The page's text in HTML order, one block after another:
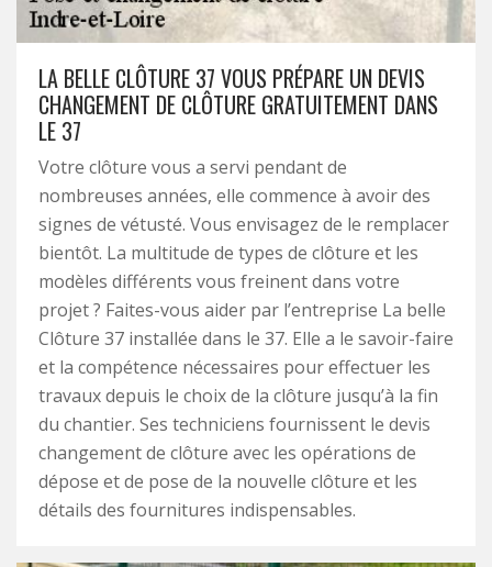
LA BELLE CLÔTURE 37 VOUS PRÉPARE UN DEVIS
CHANGEMENT DE CLÔTURE GRATUITEMENT DANS
LE 37
Votre clôture vous a servi pendant de
nombreuses années, elle commence à avoir des
signes de vétusté. Vous envisagez de le remplacer
bientôt. La multitude de types de clôture et les
modèles différents vous freinent dans votre
projet ? Faites-vous aider par l’entreprise La belle
Clôture 37 installée dans le 37. Elle a le savoir-faire
et la compétence nécessaires pour effectuer les
travaux depuis le choix de la clôture jusqu’à la fin
du chantier. Ses techniciens fournissent le devis
changement de clôture avec les opérations de
dépose et de pose de la nouvelle clôture et les
détails des fournitures indispensables.